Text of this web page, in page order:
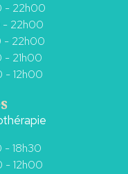
22h00
21h00
12h00
- 12h00